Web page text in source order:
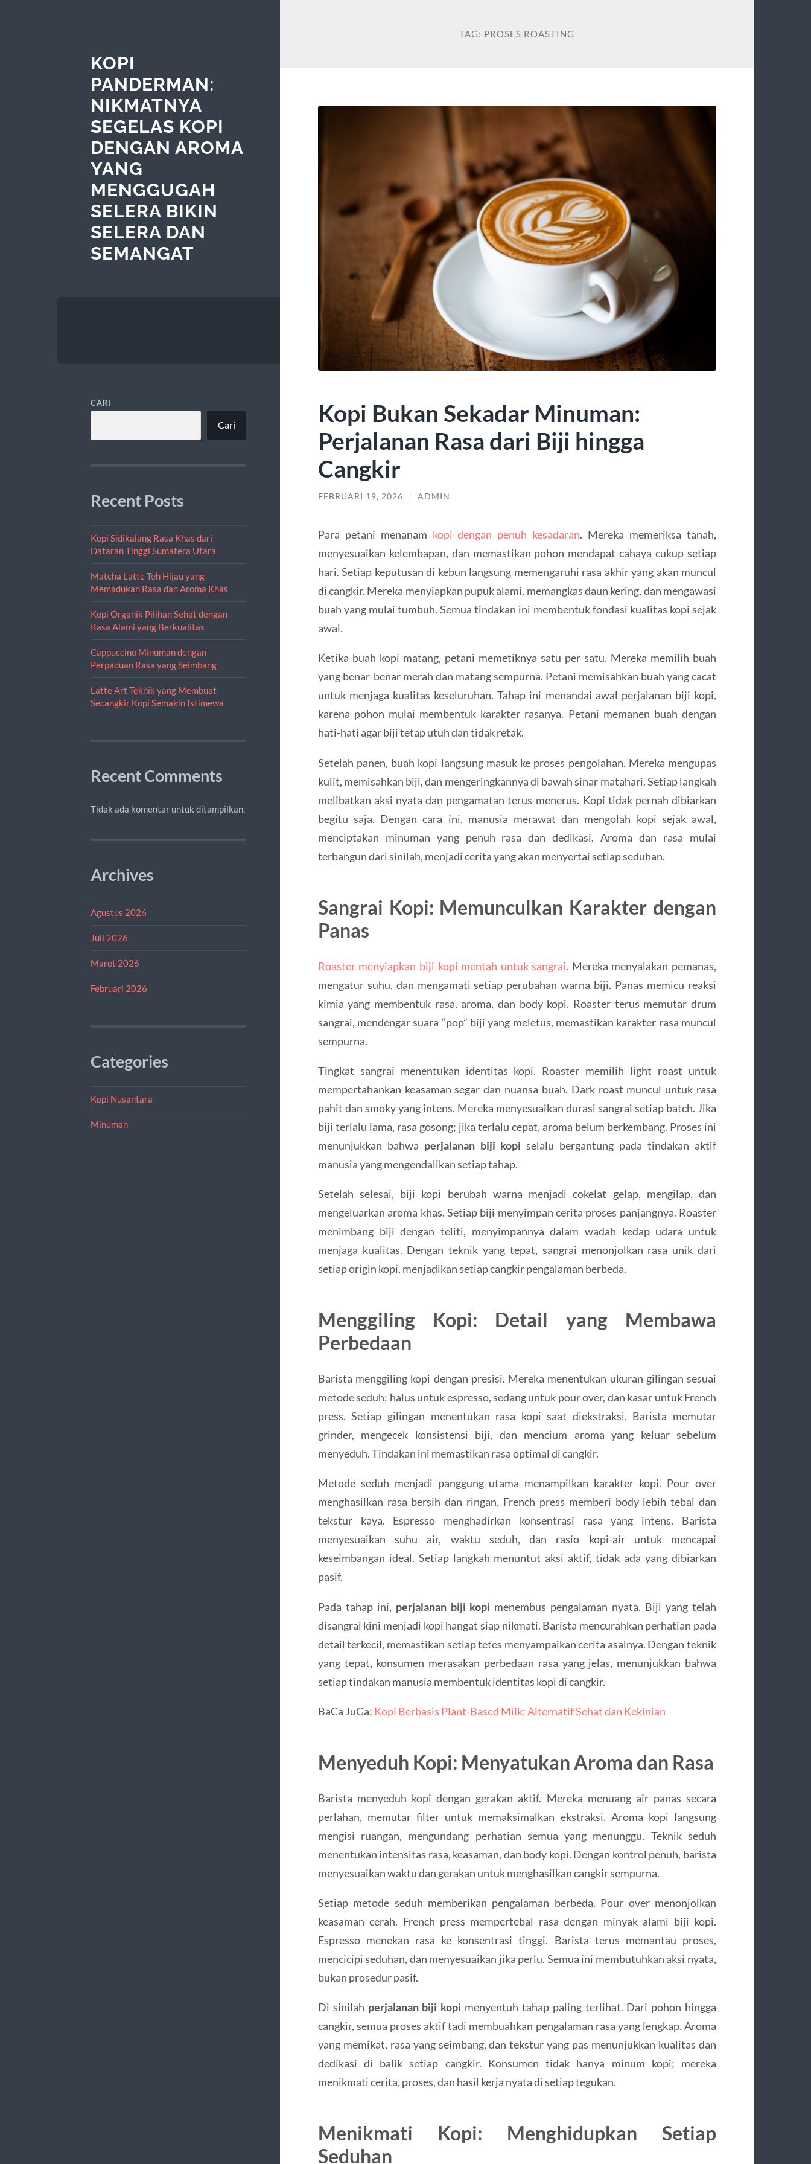
KOPI
PANDERMAN:
NIKMATNYA
SEGELAS KOPI
DENGAN AROMA
YANG
MENGGUGAH
SELERA BIKIN
SELERA DAN
SEMANGAT
CARI
Cari
Recent Posts
Kopi Sidikalang Rasa Khas dari
Dataran Tinggi Sumatera Utara
Matcha Latte Teh Hijau yang
Memadukan Rasa dan Aroma Khas
Kopi Organik Pilihan Sehat dengan
Rasa Alami yang Berkualitas
Cappuccino Minuman dengan
Perpaduan Rasa yang Seimbang
Latte Art Teknik yang Membuat
Secangkir Kopi Semakin Istimewa
Recent Comments
Tidak ada komentar untuk ditampilkan.
Archives
Agustus 2026
Juli 2026
Maret 2026
Februari 2026
Categories
Kopi Nusantara
Minuman
TAG: PROSES ROASTING
Kopi Bukan Sekadar Minuman:
Perjalanan Rasa dari Biji hingga
Cangkir
FEBRUARI 19, 2026 / ADMIN
Para petani menanam kopi dengan penuh kesadaran. Mereka memeriksa tanah,
menyesuaikan kelembapan, dan memastikan pohon mendapat cahaya cukup setiap
hari. Setiap keputusan di kebun langsung memengaruhi rasa akhir yang akan muncul
di cangkir. Mereka menyiapkan pupuk alami, memangkas daun kering, dan mengawasi
buah yang mulai tumbuh. Semua tindakan ini membentuk fondasi kualitas kopi sejak
awal.
Ketika buah kopi matang, petani memetiknya satu per satu. Mereka memilih buah
yang benar-benar merah dan matang sempurna. Petani memisahkan buah yang cacat
untuk menjaga kualitas keseluruhan. Tahap ini menandai awal perjalanan biji kopi,
karena pohon mulai membentuk karakter rasanya. Petani memanen buah dengan
hati-hati agar biji tetap utuh dan tidak retak.
Setelah panen, buah kopi langsung masuk ke proses pengolahan. Mereka mengupas
kulit, memisahkan biji, dan mengeringkannya di bawah sinar matahari. Setiap langkah
melibatkan aksi nyata dan pengamatan terus-menerus. Kopi tidak pernah dibiarkan
begitu saja. Dengan cara ini, manusia merawat dan mengolah kopi sejak awal,
menciptakan minuman yang penuh rasa dan dedikasi. Aroma dan rasa mulai
terbangun dari sinilah, menjadi cerita yang akan menyertai setiap seduhan.
Sangrai Kopi: Memunculkan Karakter dengan
Panas
Roaster menyiapkan biji kopi mentah untuk sangrai. Mereka menyalakan pemanas,
mengatur suhu, dan mengamati setiap perubahan warna biji. Panas memicu reaksi
kimia yang membentuk rasa, aroma, dan body kopi. Roaster terus memutar drum
sangrai, mendengar suara “pop” biji yang meletus, memastikan karakter rasa muncul
sempurna.
Tingkat sangrai menentukan identitas kopi. Roaster memilih light roast untuk
mempertahankan keasaman segar dan nuansa buah. Dark roast muncul untuk rasa
pahit dan smoky yang intens. Mereka menyesuaikan durasi sangrai setiap batch. Jika
biji terlalu lama, rasa gosong; jika terlalu cepat, aroma belum berkembang. Proses ini
menunjukkan bahwa perjalanan biji kopi selalu bergantung pada tindakan aktif
manusia yang mengendalikan setiap tahap.
Setelah selesai, biji kopi berubah warna menjadi cokelat gelap, mengilap, dan
mengeluarkan aroma khas. Setiap biji menyimpan cerita proses panjangnya. Roaster
menimbang biji dengan teliti, menyimpannya dalam wadah kedap udara untuk
menjaga kualitas. Dengan teknik yang tepat, sangrai menonjolkan rasa unik dari
setiap origin kopi, menjadikan setiap cangkir pengalaman berbeda.
Menggiling Kopi: Detail yang Membawa
Perbedaan
Barista menggiling kopi dengan presisi. Mereka menentukan ukuran gilingan sesuai
metode seduh: halus untuk espresso, sedang untuk pour over, dan kasar untuk French
press. Setiap gilingan menentukan rasa kopi saat diekstraksi. Barista memutar
grinder, mengecek konsistensi biji, dan mencium aroma yang keluar sebelum
menyeduh. Tindakan ini memastikan rasa optimal di cangkir.
Metode seduh menjadi panggung utama menampilkan karakter kopi. Pour over
menghasilkan rasa bersih dan ringan. French press memberi body lebih tebal dan
tekstur kaya. Espresso menghadirkan konsentrasi rasa yang intens. Barista
menyesuaikan suhu air, waktu seduh, dan rasio kopi-air untuk mencapai
keseimbangan ideal. Setiap langkah menuntut aksi aktif, tidak ada yang dibiarkan
pasif.
Pada tahap ini, perjalanan biji kopi menembus pengalaman nyata. Biji yang telah
disangrai kini menjadi kopi hangat siap nikmati. Barista mencurahkan perhatian pada
detail terkecil, memastikan setiap tetes menyampaikan cerita asalnya. Dengan teknik
yang tepat, konsumen merasakan perbedaan rasa yang jelas, menunjukkan bahwa
setiap tindakan manusia membentuk identitas kopi di cangkir.
BaCa JuGa: Kopi Berbasis Plant-Based Milk: Alternatif Sehat dan Kekinian
Menyeduh Kopi: Menyatukan Aroma dan Rasa
Barista menyeduh kopi dengan gerakan aktif. Mereka menuang air panas secara
perlahan, memutar filter untuk memaksimalkan ekstraksi. Aroma kopi langsung
mengisi ruangan, mengundang perhatian semua yang menunggu. Teknik seduh
menentukan intensitas rasa, keasaman, dan body kopi. Dengan kontrol penuh, barista
menyesuaikan waktu dan gerakan untuk menghasilkan cangkir sempurna.
Setiap metode seduh memberikan pengalaman berbeda. Pour over menonjolkan
keasaman cerah. French press mempertebal rasa dengan minyak alami biji kopi.
Espresso menekan rasa ke konsentrasi tinggi. Barista terus memantau proses,
mencicipi seduhan, dan menyesuaikan jika perlu. Semua ini membutuhkan aksi nyata,
bukan prosedur pasif.
Di sinilah perjalanan biji kopi menyentuh tahap paling terlihat. Dari pohon hingga
cangkir, semua proses aktif tadi membuahkan pengalaman rasa yang lengkap. Aroma
yang memikat, rasa yang seimbang, dan tekstur yang pas menunjukkan kualitas dan
dedikasi di balik setiap cangkir. Konsumen tidak hanya minum kopi; mereka
menikmati cerita, proses, dan hasil kerja nyata di setiap tegukan.
Menikmati Kopi: Menghidupkan Setiap
Seduhan